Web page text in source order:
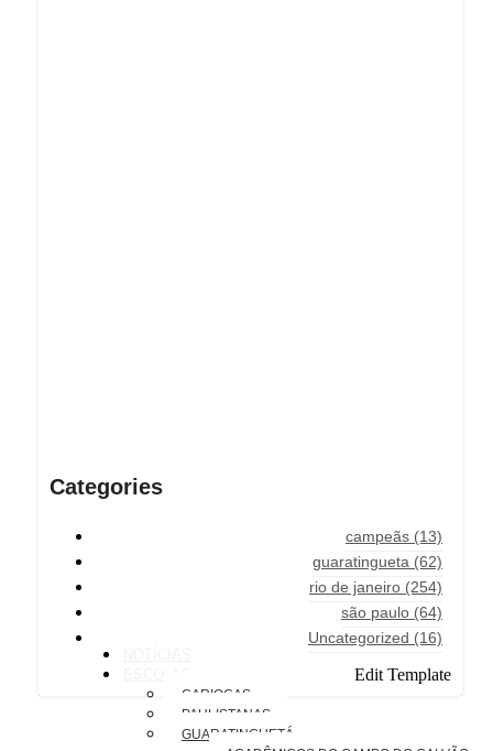
Categories
campeãs (13)
guaratingueta (62)
rio de janeiro (254)
são paulo (64)
Uncategorized (16)
Edit Template
CARIOCAS
PAULISTANAS
GUARATINGUETÁ